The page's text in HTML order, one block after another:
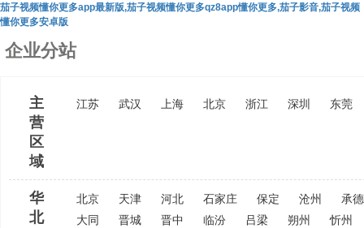
茄子视频懂你更多app最新版,茄子视频懂你更多qz8app懂你更多,茄子影音,茄子视频
懂你更多安卓版
企业分站
主
营
区
域
江苏 武汉 上海 北京 浙江 深圳 东莞
华
北
北京 天津 河北 石家庄 保定 沧州
承德
大同
晋城 晋中 临汾 吕梁 朔州
忻州